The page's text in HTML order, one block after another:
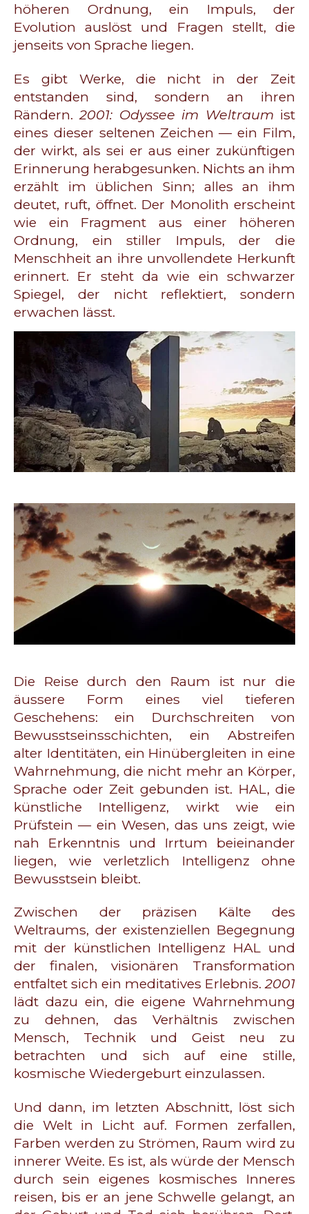
höheren Ordnung, ein Impuls, der
Evolution auslöst und Fragen stellt, die
jenseits von Sprache liegen.
Es gibt Werke, die nicht in der Zeit
entstanden sind, sondern an ihren
Rändern.2001: Odyssee im Weltraum ist
eines dieser seltenen Zeichen — ein Film,
der wirkt, als sei er aus einer zukünftigen
Erinnerung herabgesunken. Nichts an ihm
erzählt im üblichen Sinn; alles an ihm
deutet, ruft, öffnet. Der Monolith erscheint
wie ein Fragment aus einer höheren
Ordnung, ein stiller Impuls, der die
Menschheit an ihre unvollendete Herkunft
erinnert. Er steht da wie ein schwarzer
Spiegel, der nicht reflektiert, sondern
erwachen lässt.
Die Reise durch den Raum ist nur die
äussere Form eines viel tieferen
Geschehens: ein Durchschreiten von
Bewusstseinsschichten, ein Abstreifen
alter Identitäten, ein Hinübergleiten in eine
Wahrnehmung, die nicht mehr an Körper,
Sprache oder Zeit gebunden ist. HAL, die
künstliche Intelligenz, wirkt wie ein
Prüfstein — ein Wesen, das uns zeigt, wie
nah Erkenntnis und Irrtum beieinander
liegen, wie verletzlich Intelligenz ohne
Bewusstsein bleibt.
Zwischen der präzisen Kälte des
Weltraums, der existenziellen Begegnung
mit der künstlichen Intelligenz HAL und
der finalen, visionären Transformation
entfaltet sich ein meditatives Erlebnis.2001
lädt dazu ein, die eigene Wahrnehmung
zu dehnen, das Verhältnis zwischen
Mensch, Technik und Geist neu zu
betrachten und sich auf eine stille,
kosmische Wiedergeburt einzulassen.
Und dann, im letzten Abschnitt, löst sich
die Welt in Licht auf. Formen zerfallen,
Farben werden zu Strömen, Raum wird zu
innerer Weite. Es ist, als würde der Mensch
durch sein eigenes kosmisches Inneres
reisen, bis er an jene Schwelle gelangt, an